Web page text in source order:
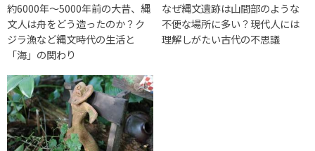
約6000年～5000年前の大昔、縄
文人は舟をどう造ったのか？ク
ジラ漁など縄文時代の生活と
「海」の関わり
なぜ縄文遺跡は山間部のような
不便な場所に多い？現代人には
理解しがたい古代の不思議